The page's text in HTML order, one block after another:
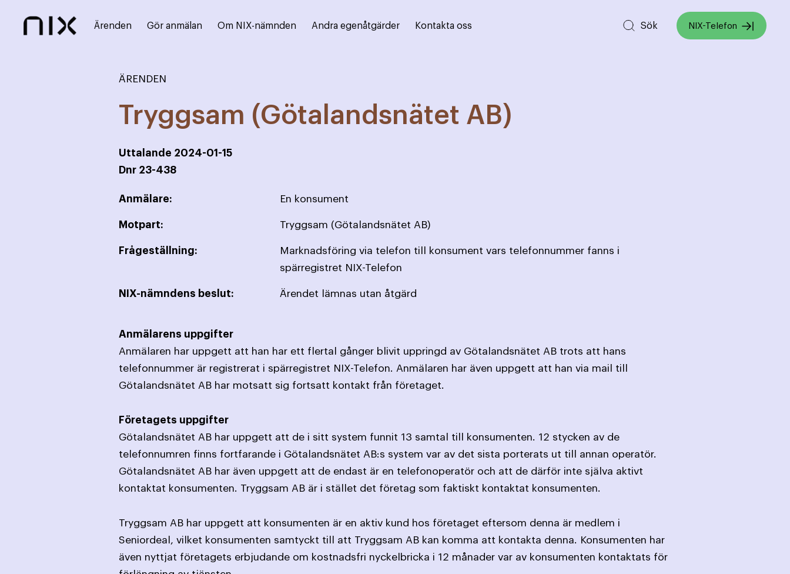
Ärenden Gör anmälan Om NIX-nämnden Andra egenåtgärder Kontakta oss Sök NIX-Telefon
ÄRENDEN
Tryggsam (Götalandsnätet AB)
Uttalande 2024-01-15
Dnr 23-438
Anmälare: En konsument
Motpart: Tryggsam (Götalandsnätet AB)
Frågeställning:
Marknadsföring via telefon till konsument vars telefonnummer fanns i
spärregistret NIX-Telefon
NIX-nämndens beslut: Ärendet lämnas utan åtgärd
Anmälarens uppgifter
Anmälaren har uppgett att han har ett flertal gånger blivit uppringd av Götalandsnätet AB trots att hans
telefonnummer är registrerat i spärregistret NIX-Telefon. Anmälaren har även uppgett att han via mail till
Götalandsnätet AB har motsatt sig fortsatt kontakt från företaget.
Företagets uppgifter
Götalandsnätet AB har uppgett att de i sitt system funnit 13 samtal till konsumenten. 12 stycken av de
telefonnumren finns fortfarande i Götalandsnätet AB:s system var av det sista porterats ut till annan operatör.
Götalandsnätet AB har även uppgett att de endast är en telefonoperatör och att de därför inte själva aktivt
kontaktat konsumenten. Tryggsam AB är i stället det företag som faktiskt kontaktat konsumenten.
Tryggsam AB har uppgett att konsumenten är en aktiv kund hos företaget eftersom denna är medlem i
Seniordeal, vilket konsumenten samtyckt till att Tryggsam AB kan komma att kontakta denna. Konsumenten har
även nyttjat företagets erbjudande om kostnadsfri nyckelbricka i 12 månader var av konsumenten kontaktats för